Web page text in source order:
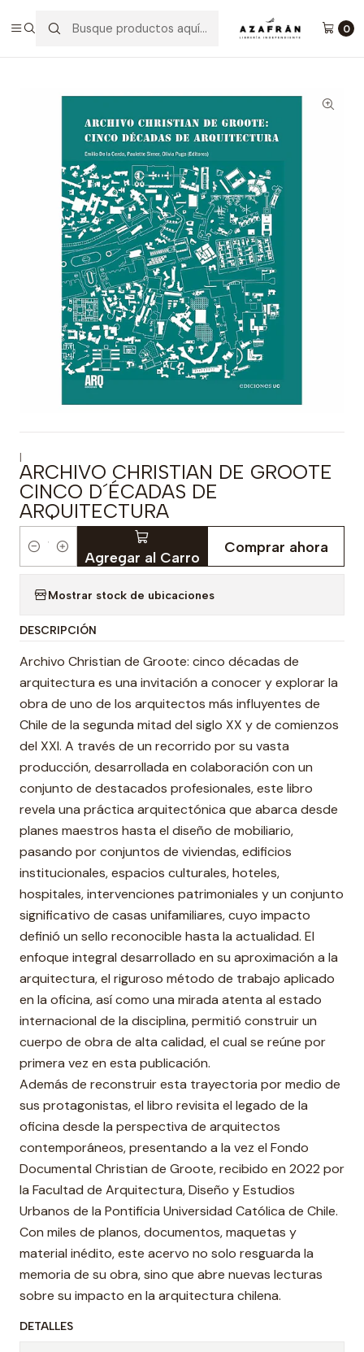
0
Archivo Christian De Groote Cinco D´écadas De
Arquitectura
|
ARCHIVO CHRISTIAN DE GROOTE
CINCO D´ÉCADAS DE
ARQUITECTURA
Cantidad Agregar al Carro
Comprar ahora
Mostrar stock de ubicaciones
DESCRIPCIÓN
Archivo Christian de Groote: cinco décadas de
arquitectura es una invitación a conocer y explorar la
obra de uno de los arquitectos más influyentes de
Chile de la segunda mitad del siglo XX y de comienzos
del XXI. A través de un recorrido por su vasta
producción, desarrollada en colaboración con un
conjunto de destacados profesionales, este libro
revela una práctica arquitectónica que abarca desde
planes maestros hasta el diseño de mobiliario,
pasando por conjuntos de viviendas, edificios
institucionales, espacios culturales, hoteles,
hospitales, intervenciones patrimoniales y un conjunto
significativo de casas unifamiliares, cuyo impacto
definió un sello reconocible hasta la actualidad. El
enfoque integral desarrollado en su aproximación a la
arquitectura, el riguroso método de trabajo aplicado
en la oficina, así como una mirada atenta al estado
internacional de la disciplina, permitió construir un
cuerpo de obra de alta calidad, el cual se reúne por
primera vez en esta publicación.
Además de reconstruir esta trayectoria por medio de
sus protagonistas, el libro revisita el legado de la
oficina desde la perspectiva de arquitectos
contemporáneos, presentando a la vez el Fondo
Documental Christian de Groote, recibido en 2022 por
la Facultad de Arquitectura, Diseño y Estudios
Urbanos de la Pontificia Universidad Católica de Chile.
Con miles de planos, documentos, maquetas y
material inédito, este acervo no solo resguarda la
memoria de su obra, sino que abre nuevas lecturas
sobre su impacto en la arquitectura chilena.
DETALLES